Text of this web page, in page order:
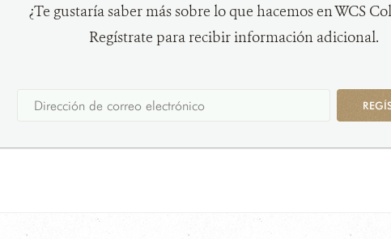
¿Te gustaría saber más sobre lo que hacemos en WCS
Regístrate para recibir información adicional.